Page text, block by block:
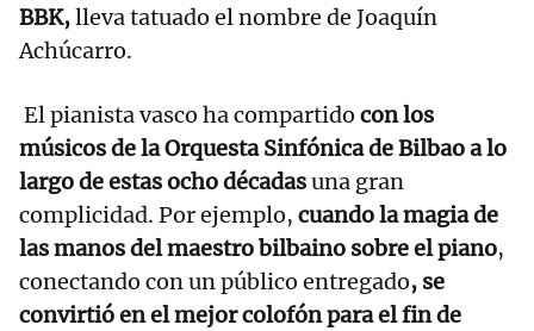
BBK,lleva tatuado el nombre de Joaquín
Achúcarro.
El pianista vasco ha compartido con los
músicos de la Orquesta Sinfónica de Bilbao a lo
largo de estas ocho décadasuna gran
complicidad. Por ejemplo, cuando la magia de
las manos del maestro bilbaino sobre el piano,
conectando con un público entregado, se
convirtió en el mejor colofón para el fin de